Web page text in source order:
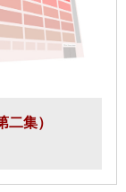
集）